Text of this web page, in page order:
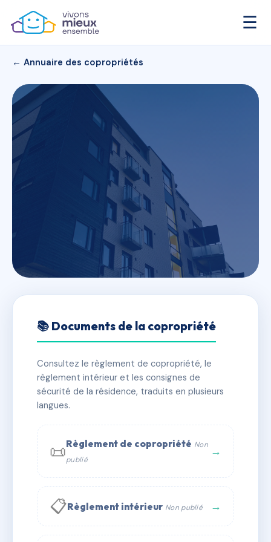
☰
← Annuaire des copropriétés
VICTOR DEQUE
✓ Immatriculée 🏠 59 lots 🏗 1 bâtiment(s)
📞 Contacter Syndic Digital
📚 Documents de la copropriété
Consultez le règlement de copropriété, le
règlement intérieur et les consignes de
sécurité de la résidence, traduits en plusieurs
langues.
📜Règlement de copropriété Non
publié
→
📋Règlement intérieur Non publié →